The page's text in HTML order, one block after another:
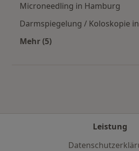
Microneedling in Hamburg
Darmspiegelung / Koloskopie
Mehr (5)
Leistung